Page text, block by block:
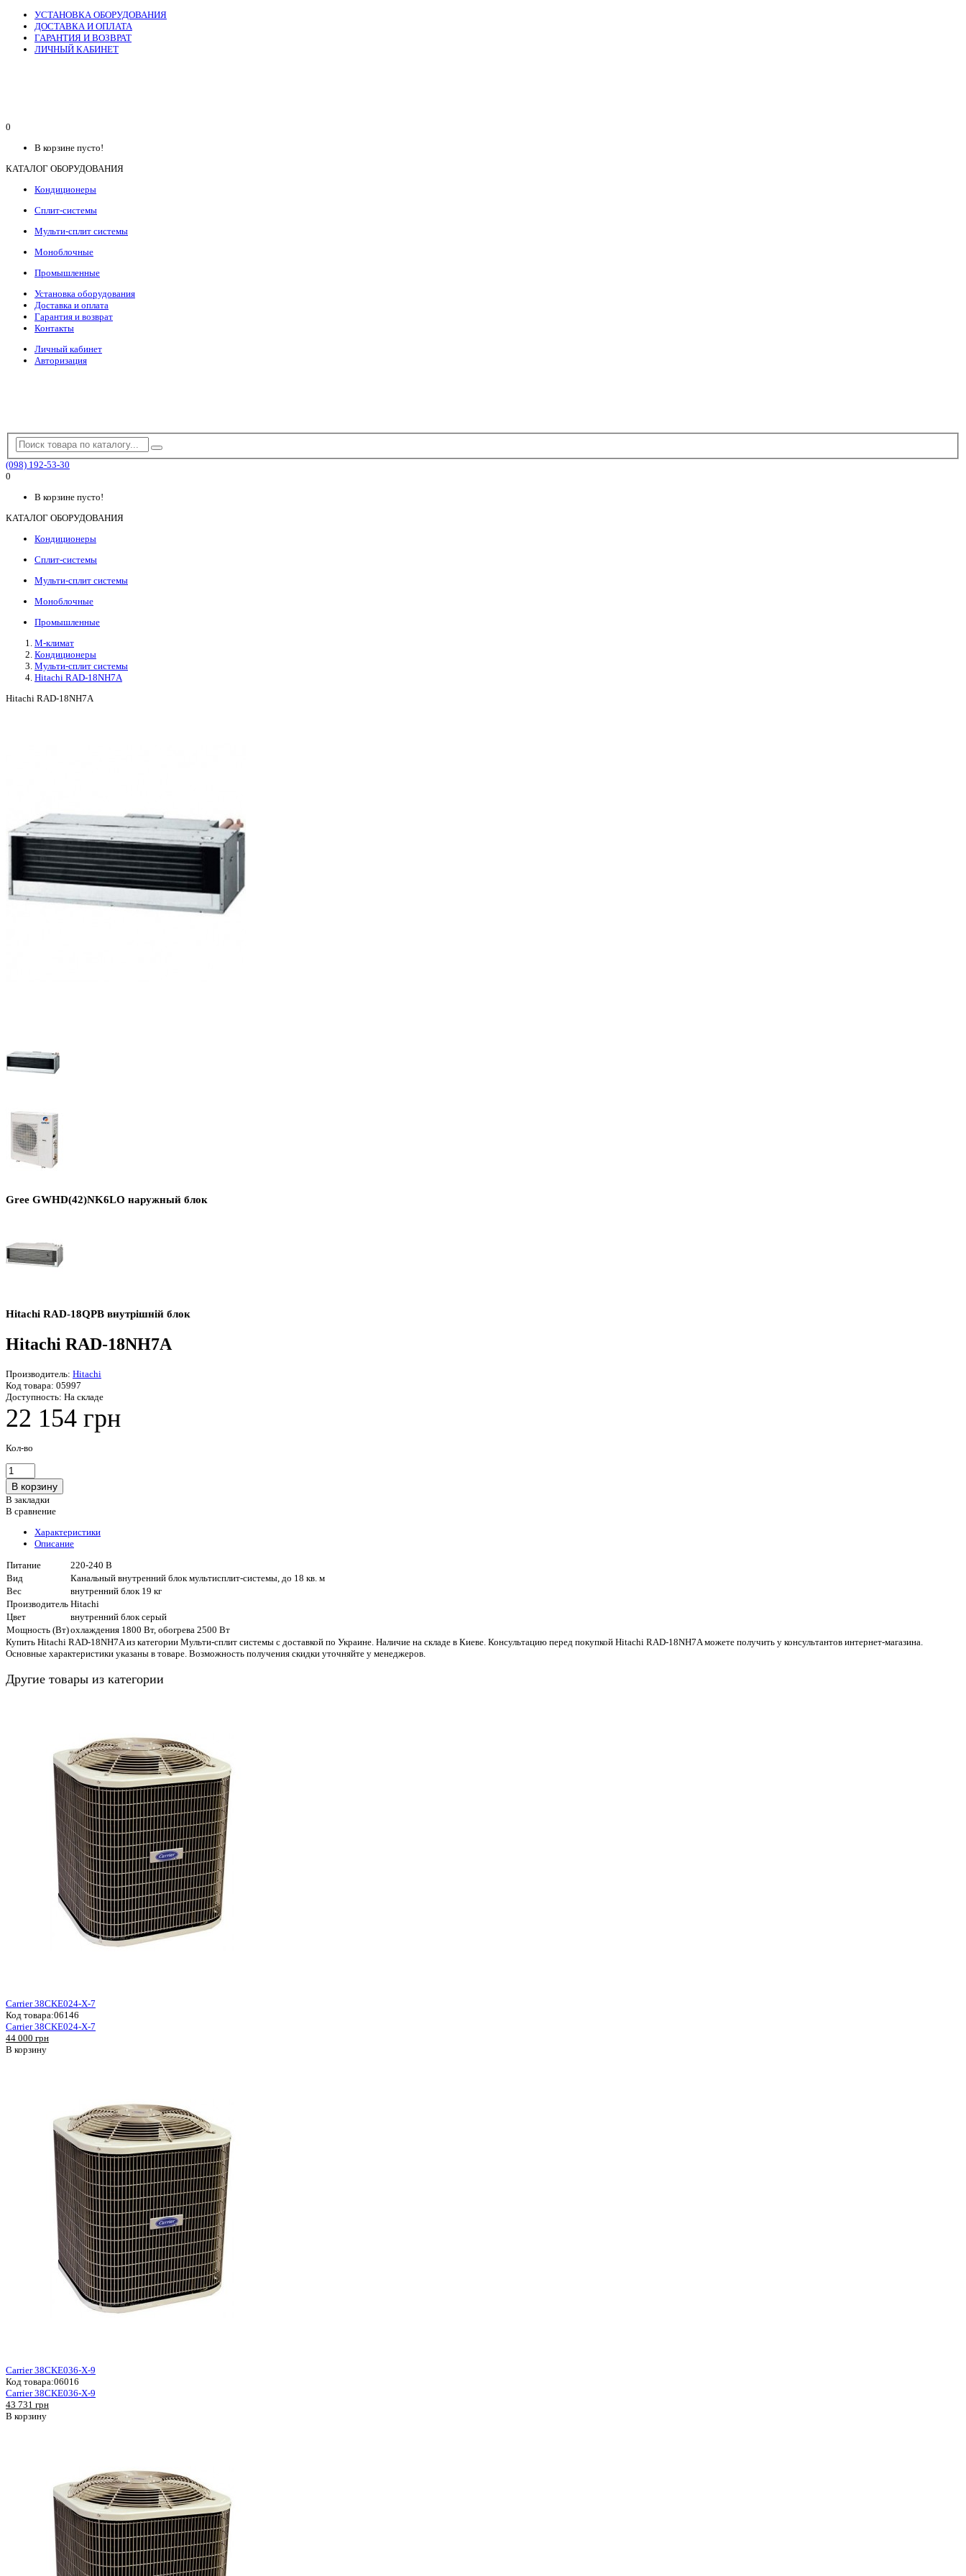
УСТАНОВКА ОБОРУДОВАНИЯ
ДОСТАВКА И ОПЛАТА
ГАРАНТИЯ И ВОЗВРАТ
ЛИЧНЫЙ КАБИНЕТ
0
В корзине пусто!
КАТАЛОГ ОБОРУДОВАНИЯ
Кондиционеры
Сплит-системы
Мульти-сплит системы
Моноблочные
Промышленные
Установка оборудования
Доставка и оплата
Гарантия и возврат
Контакты
Личный кабинет
Авторизация
(098) 192-53-30
0
В корзине пусто!
КАТАЛОГ ОБОРУДОВАНИЯ
Кондиционеры
Сплит-системы
Мульти-сплит системы
Моноблочные
Промышленные
М-климат
Кондиционеры
Мульти-сплит системы
Hitachi RAD-18NH7A
Hitachi RAD-18NH7A
Gree GWHD(42)NK6LO наружный блок
Hitachi RAD-18QPB внутрішній блок
Hitachi RAD-18NH7A
Производитель: Hitachi
Код товара: 05997
Доступность: На складе
22 154 грн
Кол-во
В закладки
В сравнение
Характеристики
Описание
Питание
220-240 В
Вид
Канальный внутренний блок мультисплит-системы, до 18 кв. м
Вес
внутренний блок 19 кг
Производитель Hitachi
Цвет
внутренний блок серый
Мощность (Вт)охлаждения 1800 Вт, обогрева 2500 Вт
Купить Hitachi RAD-18NH7A из категории Мульти-сплит системы с доставкой по Украине. Наличие на складе в Киеве. Консультацию перед покупкой Hitachi RAD-18NH7A можете получить у консультантов интернет-магазина.
Основные характеристики указаны в товаре. Возможность получения скидки уточняйте у менеджеров.
Другие товары из категории
Carrier 38CKE024-X-7
Код товара:06146
Carrier 38CKE024-X-7
44 000 грн
В корзину
Carrier 38CKE036-X-9
Код товара:06016
Carrier 38CKE036-X-9
43 731 грн
В корзину